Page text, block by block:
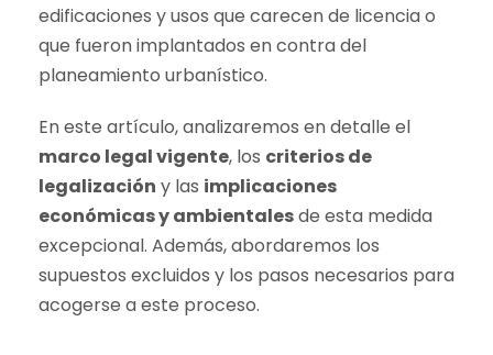
edificaciones y usos que carecen de licencia o
que fueron implantados en contra del
planeamiento urbanístico.
En este artículo, analizaremos en detalle el
marco legal vigente, los criterios de
legalización y las implicaciones
económicas y ambientalesde esta medida
excepcional. Además, abordaremos los
supuestos excluidos y los pasos necesarios para
acogerse a este proceso.